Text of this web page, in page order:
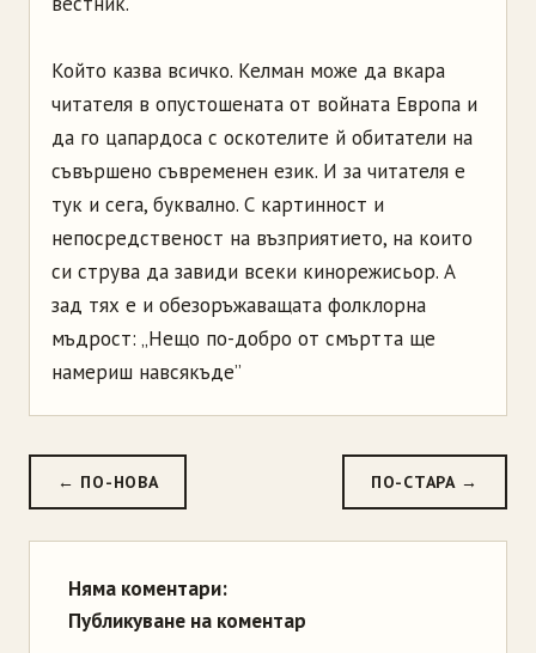
Който казва всичко. Келман може да вкара
читателя в опустошената от войната Европа и
да го цапардоса с оскотелите й обитатели на
съвършено съвременен език. И за читателя е
тук и сега, буквално. С картинност и
непосредственост на възприятието, на които
си струва да завиди всеки кинорежисьор. А
зад тях е и обезоръжаващата фолклорна
мъдрост: „Нещо по-добро от смъртта ще
намериш навсякъде”
← ПО-НОВА ПО-СТАРА →
Няма коментари:
Публикуване на коментар